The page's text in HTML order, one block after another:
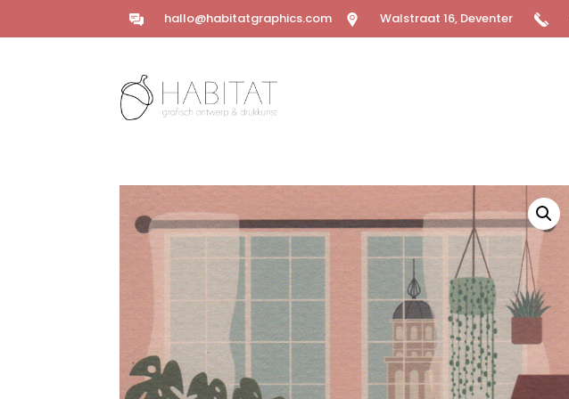
hallo@habitatgraphics.com Walstraat 16, Deventer